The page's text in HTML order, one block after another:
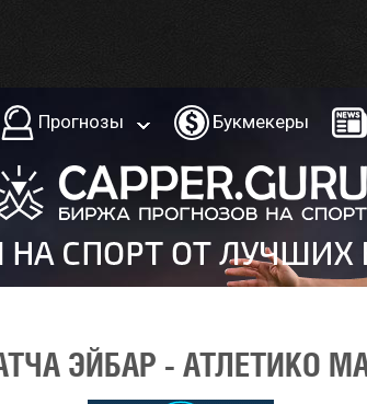
Прогнозы Букмекеры
ЭЙБАР - АТЛЕТИКО